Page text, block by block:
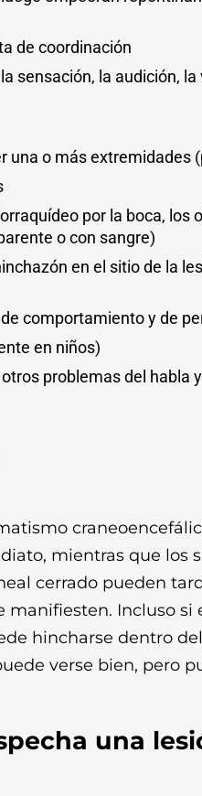
de coordinación
sensación, la audición, la
una o más extremidades
por la boca, los
o con sangre)
en el sitio de la
comportamiento y de
en niños)
problemas del habla
mientras que los
cerrado pueden
manifiesten. Incluso si
hincharse dentro
verse bien, pero
una